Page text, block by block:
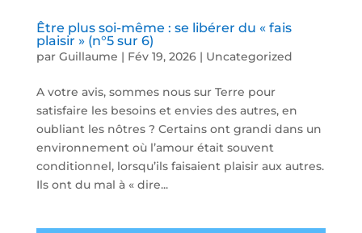
Être plus soi-même : se libérer du « fais
plaisir » (n°5 sur 6)
par Guillaume | Fév 19, 2026| Uncategorized
A votre avis, sommes nous sur Terre pour
satisfaire les besoins et envies des autres, en
oubliant les nôtres ? Certains ont grandi dans un
environnement où l’amour était souvent
conditionnel, lorsqu’ils faisaient plaisir aux autres.
Ils ont du mal à « dire...